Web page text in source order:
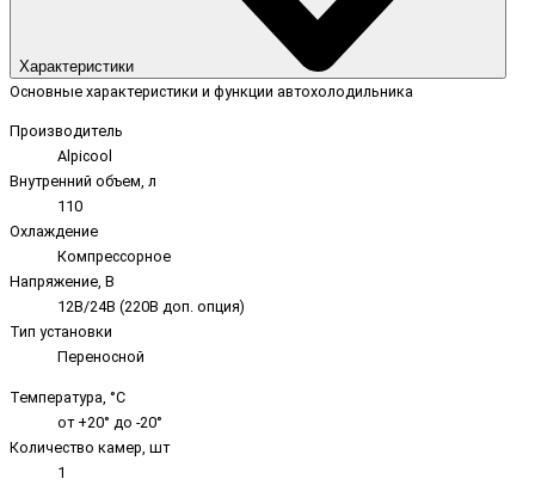
Характеристики
Основные характеристики и функции автохолодильника
Производитель
Alpicool
Внутренний объем, л
110
Охлаждение
Компрессорное
Напряжение, В
12В/24В (220В доп. опция)
Тип установки
Переносной
Температура, °C
от +20° до -20°
Количество камер, шт
1